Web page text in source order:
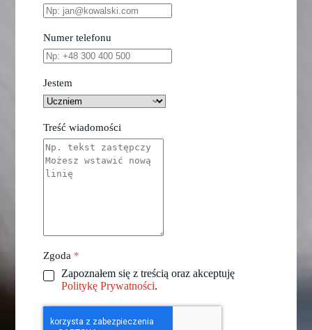
Numer telefonu
Jestem
Treść wiadomości
Zgoda *
Zapoznałem się z treścią oraz akceptuję
Politykę Prywatności.